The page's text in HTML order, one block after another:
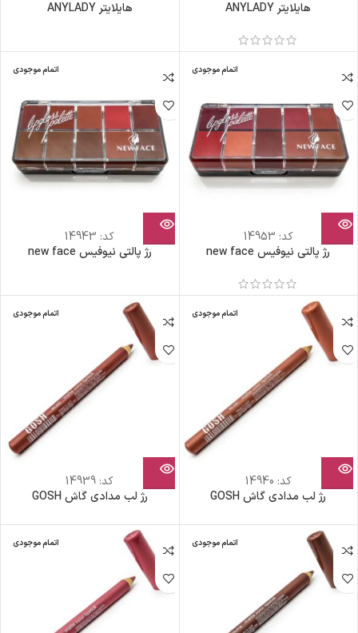
هایلایتر ANYLADY
هایلایتر ANYLADY
اتمام موجودی
کد: 14953
رژ پالتی نیوفیس new face
اتمام موجودی
کد: 14943
رژ پالتی نیوفیس new face
اتمام موجودی
کد: 14940
رژ لب مدادی گاش GOSH
اتمام موجودی
کد: 14939
رژ لب مدادی گاش GOSH
اتمام موجودی اتمام موجودی